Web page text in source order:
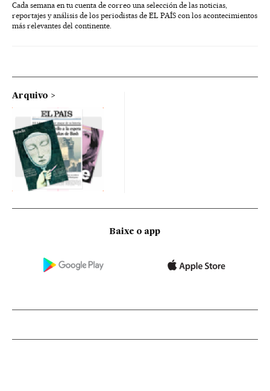
Cada semana en tu cuenta de correo una selección de las noticias,
reportajes y análisis de los periodistas de EL PAÍS con los acontecimientos
más relevantes del continente.
Arquivo
Baixe o app